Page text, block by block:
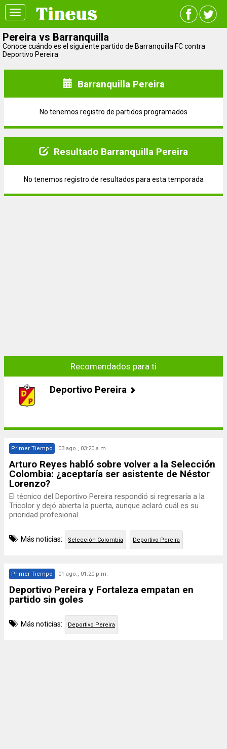
Toggle
navigation
Pereira vs Barranquilla
Conoce cuándo es el siguiente partido de Barranquilla FC contra
Deportivo Pereira
Barranquilla Pereira
No tenemos registro de partidos programados
Resultado Barranquilla Pereira
No tenemos registro de resultados para esta temporada
Recomendados para ti
Deportivo Pereira
Primer Tiempo 03 ago., 03:20 a.m.
Arturo Reyes habló sobre volver a la Selección
Colombia: ¿aceptaría ser asistente de Néstor
Lorenzo?
El técnico del Deportivo Pereira respondió si regresaría a la
Tricolor y dejó abierta la puerta, aunque aclaró cuál es su
prioridad profesional.
Más noticias: Selección Colombia Deportivo Pereira
Primer Tiempo 01 ago., 01:20 p.m.
Deportivo Pereira y Fortaleza empatan en
partido sin goles
Más noticias: Deportivo Pereira